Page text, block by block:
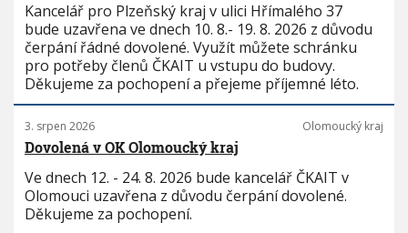
Kancelář pro Plzeňský kraj v ulici Hřímalého 37
bude uzavřena ve dnech 10. 8.- 19. 8. 2026 z důvodu
čerpání řádné dovolené. Využít můžete schránku
pro potřeby členů ČKAIT u vstupu do budovy.
Děkujeme za pochopení a přejeme příjemné léto.
3. srpen 2026 Olomoucký kraj
Dovolená v OK Olomoucký kraj
Ve dnech 12. - 24. 8. 2026 bude kancelář ČKAIT v
Olomouci uzavřena z důvodu čerpání dovolené.
Děkujeme za pochopení.